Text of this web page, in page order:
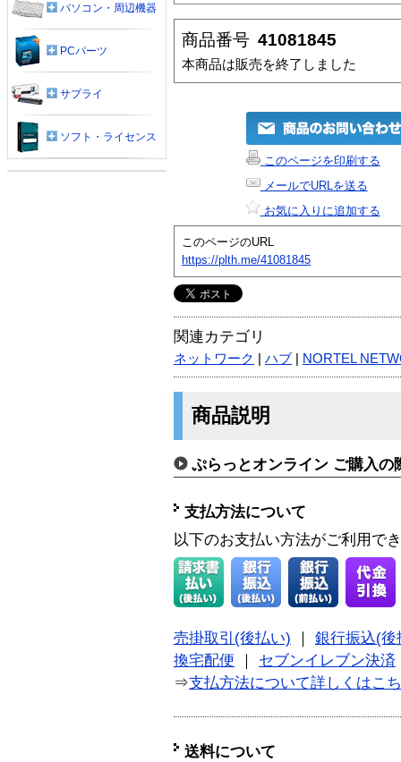
商品番号 41081845
本商品は販売を終了しました
このページを印刷する
メールでURLを送る
お気に入りに追加する
このページのURL
https://plth.me/41081845
関連カテゴリ
ネットワーク ハブ NORTEL
商品説明
ぷらっとオンライン ご購入の
支払方法について
以下のお支払い方法がご利用で
売掛取引(後払い)
銀行振込(後
換宅配便
セブンイレブン決済
⇒支払方法について詳しくはこ
送料について
パソコン・周辺機器
PCパーツ
サプライ
ソフト・ライセンス